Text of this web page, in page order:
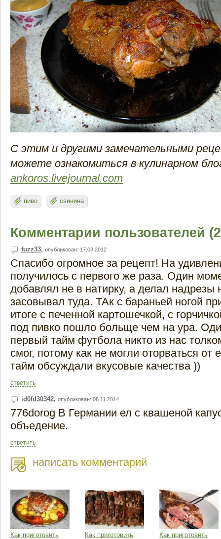
С этим и другими замечательными
можете ознакомиться в кулинарном
ankoros.livejournal.com
пиво свинина
Комментарии пользователей
fuzz33, опубликован: 17.03.2012
Спасибо огромное за рецепт! На
получилось с первого же раза. Один
добавлял не в натирку, а делал надрезы
засовывал туда. ТАк с бараньей ногой
итоге с печенной картошечкой, с
под пивко пошло больще чем на ура.
первый тайм футбола никто из нас
смог, потому как не могли оторваться от
тайм обсуждали вкусовые качества ))
ответить
id0fd30342, опубликован: 08.11.2014
776dorog В Германии ел с квашеной
объедение.
ответить
написать комментарий
Как приготовить
Как приготовить
Как приготовить